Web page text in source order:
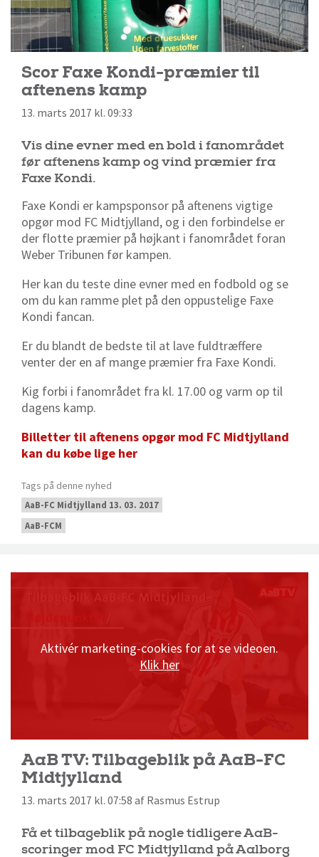
Scor Faxe Kondi-præmier til
aftenens kamp
13. marts 2017 kl. 09:33
Vis dine evner med en bold i fanområdet
før aftenens kamp og vind præmier fra
Faxe Kondi.
Faxe Kondi er kampsponsor på aftenens vigtige
opgør mod FC Midtjylland, og i den forbindelse er
der flotte præmier på højkant i fanområdet foran
Weber Tribunen før kampen.
Her kan du teste dine evner med en fodbold og se
om du kan ramme plet på den oppustelige Faxe
Kondi fancan.
Er du blandt de bedste til at lave fuldtræffere
venter der en af mange præmier fra Faxe Kondi.
Kig forbi i fanområdet fra kl. 17.00 og varm op til
dagens kamp.
Billetter til aftenens opgør mod FC Midtjylland
kan du købe lige her
Tags på denne nyhed
AaB-FC Midtjylland 13. 03. 2017
AaB-FCM
Aktivér marketing-cookies for at se videoen.
Klik her
AaB TV: Tilbageblik på AaB-FC
Midtjylland
13. marts 2017 kl. 07:58 af Rasmus Estrup
Få et tilbageblik på nogle tidligere AaB-
scoringer mod FC Midtjylland på Aalborg